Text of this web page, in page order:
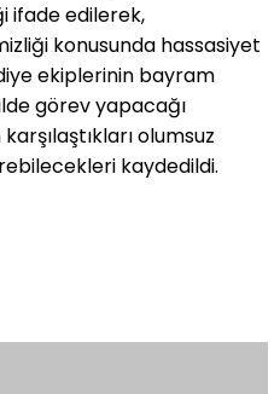
ifade edilerek,
konusunda hassasiyet
ekiplerinin bayram
görev yapacağı
olumsuz
kaydedildi.